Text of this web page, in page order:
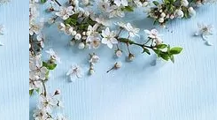
рост, экология,